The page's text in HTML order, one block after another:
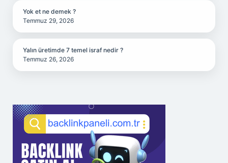
Yok et ne demek ?
Temmuz 29, 2026
Yalın üretimde 7 temel israf nedir ?
Temmuz 26, 2026